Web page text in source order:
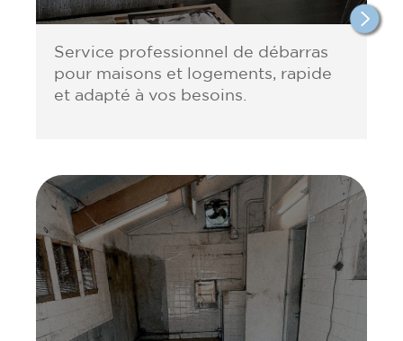
Service professionnel de débarras
pour maisons et logements, rapide
et adapté à vos besoins.